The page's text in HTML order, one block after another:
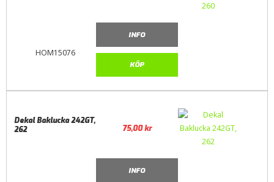
HOM15076
INFO
KÖP
Dekal Baklucka 242GT,
262
75,00kr
INFO